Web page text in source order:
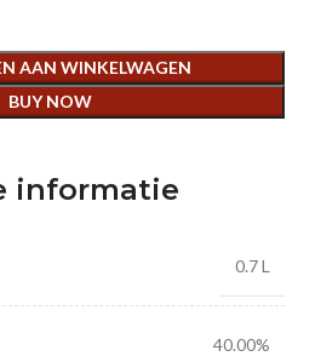
AAN WINKELWAGEN
BUY NOW
informatie
0.7 L
40.00%